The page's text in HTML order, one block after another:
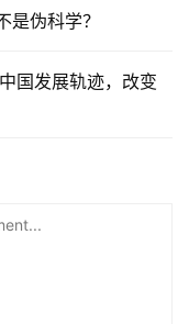
是伪科学？
国发展轨迹，改变